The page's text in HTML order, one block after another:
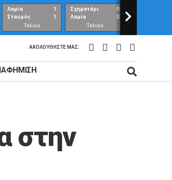
Λαμία
Σταυρός
1
1
Τελικό
αποτέλεσμα
Σχηματάρι
Λαμία
0
0
Τελικό
αποτέλεσμα
>
ΑΚΟΛΟΥΘΉΣΤΕ ΜΑΣ:
στην